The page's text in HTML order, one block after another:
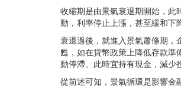
收縮期是由景氣衰退期開始，此
動，利率停止上漲，甚至緩和下
衰退過後，就進入景氣蕭條期，
甦，如在貨幣政策上降低存款準
動停滯。此時宜持有現金，減少
從前述可知，景氣循環是影響金